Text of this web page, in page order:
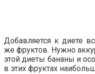
Добавляется к диете
же фруктов. Нужно
этой диеты бананы и
в этих фруктах